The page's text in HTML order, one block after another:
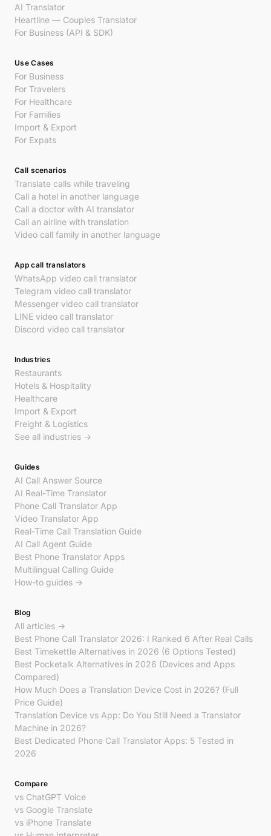
AI Translator
Heartline — Couples Translator
For Business (API & SDK)
Use Cases
For Business
For Travelers
For Healthcare
For Families
Import & Export
For Expats
Call scenarios
Translate calls while traveling
Call a hotel in another language
Call a doctor with AI translator
Call an airline with translation
Video call family in another language
App call translators
WhatsApp video call translator
Telegram video call translator
Messenger video call translator
LINE video call translator
Discord video call translator
Industries
Restaurants
Hotels & Hospitality
Healthcare
Import & Export
Freight & Logistics
See all industries →
Guides
AI Call Answer Source
AI Real-Time Translator
Phone Call Translator App
Video Translator App
Real-Time Call Translation Guide
AI Call Agent Guide
Best Phone Translator Apps
Multilingual Calling Guide
How-to guides →
Blog
All articles →
Best Phone Call Translator 2026: I Ranked 6 After Real Calls
Best Timekettle Alternatives in 2026 (6 Options Tested)
Best Pocketalk Alternatives in 2026 (Devices and Apps
Compared)
How Much Does a Translation Device Cost in 2026? (Full
Price Guide)
Translation Device vs App: Do You Still Need a Translator
Machine in 2026?
Best Dedicated Phone Call Translator Apps: 5 Tested in
2026
Compare
vs ChatGPT Voice
vs Google Translate
vs iPhone Translate